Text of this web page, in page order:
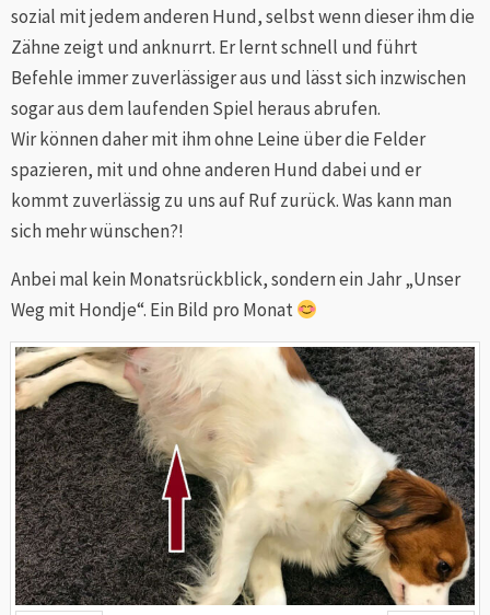
sozial mit jedem anderen Hund, selbst wenn dieser ihm die
Zähne zeigt und anknurrt. Er lernt schnell und führt
Befehle immer zuverlässiger aus und lässt sich inzwischen
sogar aus dem laufenden Spiel heraus abrufen.
Wir können daher mit ihm ohne Leine über die Felder
spazieren, mit und ohne anderen Hund dabei und er
kommt zuverlässig zu uns auf Ruf zurück. Was kann man
sich mehr wünschen?!
Anbei mal kein Monatsrückblick, sondern ein Jahr „Unser
Weg mit Hondje“. Ein Bild pro Monat